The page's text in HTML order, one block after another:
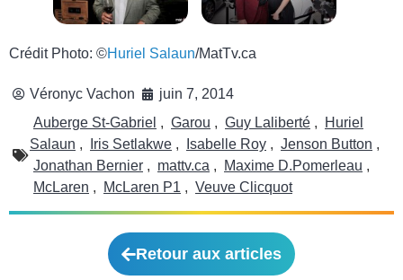
Crédit Photo: ©Huriel Salaun/MatTv.ca
Véronyc Vachon
juin 7, 2014
Auberge St-Gabriel , Garou , Guy Laliberté ,
Huriel
Salaun , Iris Setlakwe , Isabelle Roy , Jenson Button ,
Jonathan Bernier , mattv.ca , Maxime D.Pomerleau ,
McLaren , McLaren P1 , Veuve Clicquot
Retour aux articles